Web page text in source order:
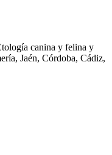
canina y felina y
Jaén, Córdoba, Cádiz,